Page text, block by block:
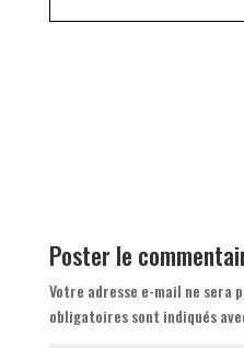
Poster le
Votre adresse e-mail ne sera
obligatoires sont indiqués